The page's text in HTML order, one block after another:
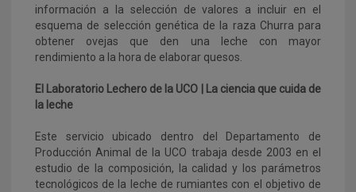
información a la selección de valores a incluir en el
esquema de selección genética de la raza Churra para
obtener ovejas que den una leche con mayor
rendimiento a la hora de elaborar quesos.
El Laboratorio Lechero de la UCO | La ciencia que cuida de
la leche
Este servicio ubicado dentro del Departamento de
Producción Animal de la UCO trabaja desde 2003 en el
estudio de la composición, la calidad y los parámetros
tecnológicos de la leche de rumiantes con el objetivo de